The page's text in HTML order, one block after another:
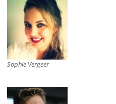
Sophie Vergeer